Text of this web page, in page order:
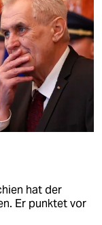
hat der
Er punktet vor